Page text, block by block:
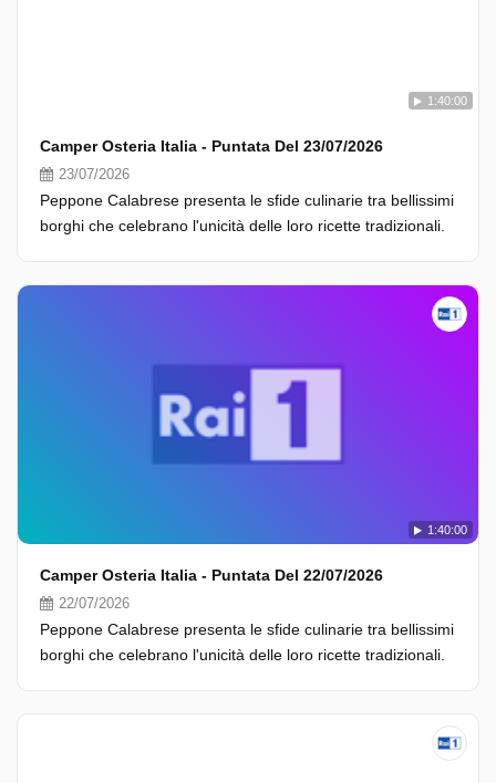
1:40:00
Camper Osteria Italia - Puntata Del 23/07/2026
23/07/2026
Peppone Calabrese presenta le sfide culinarie tra bellissimi
borghi che celebrano l'unicità delle loro ricette tradizionali.
1:40:00
Camper Osteria Italia - Puntata Del 22/07/2026
22/07/2026
Peppone Calabrese presenta le sfide culinarie tra bellissimi
borghi che celebrano l'unicità delle loro ricette tradizionali.